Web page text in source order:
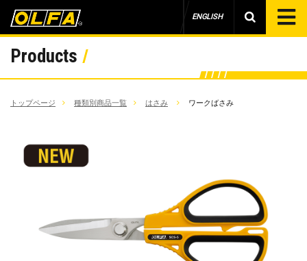
ENGLISH
Products
トップページ 種類別商品一覧 はさみ ワークばさみ